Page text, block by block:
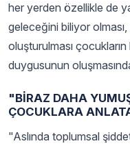
her yerden özellikle de
geleceğini biliyor olması,
oluşturulması
duygusunun
"BİRAZ DAHA
ÇOCUKLARA
"Aslında toplumsal